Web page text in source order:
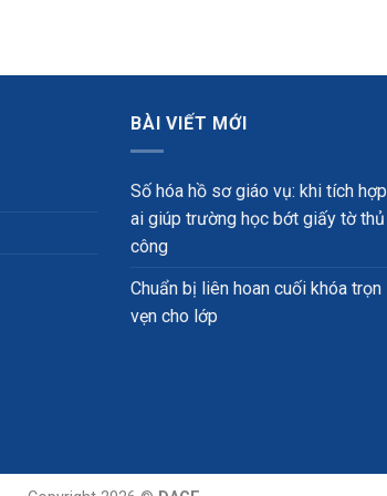
BÀI VIẾT MỚI
Số hóa hồ sơ giáo vụ: khi tích hợp
ai giúp trường học bớt giấy tờ thủ
công
Chuẩn bị liên hoan cuối khóa trọn
vẹn cho lớp